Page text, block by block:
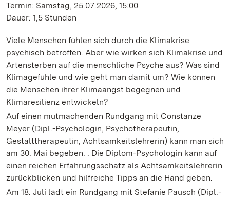
Termin: Samstag, 25.07.2026, 15:00
Dauer: 1,5 Stunden
Viele Menschen fühlen sich durch die Klimakrise
psychisch betroffen. Aber wie wirken sich Klimakrise und
Artensterben auf die menschliche Psyche aus? Was sind
Klimagefühle und wie geht man damit um? Wie können
die Menschen ihrer Klimaangst begegnen und
Klimaresilienz entwickeln?
Auf einen mutmachenden Rundgang mit Constanze
Meyer (Dipl.-Psychologin, Psychotherapeutin,
Gestalttherapeutin, Achtsamkeitslehrerin) kann man sich
am 30. Mai begeben. . Die Diplom-Psychologin kann auf
einen reichen Erfahrungsschatz als Achtsamkeitslehrerin
zurückblicken und hilfreiche Tipps an die Hand geben.
Am 18. Juli lädt ein Rundgang mit Stefanie Pausch (Dipl.-